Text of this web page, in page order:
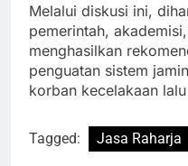
Melalui diskusi ini,
pemerintah,
menghasilkan
penguatan sistem
korban kecelakaan
Tagged: Jasa Raharja